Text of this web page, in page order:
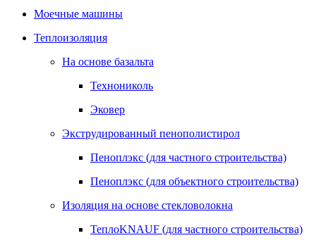
Моечные машины
Теплоизоляция
На основе базальта
Технониколь
Эковер
Экструдированный пенополистирол
Пеноплэкс (для частного строительства)
Пеноплэкс (для объектного строительства)
Изоляция на основе стекловолокна
ТеплоKNAUF (для частного строительства)